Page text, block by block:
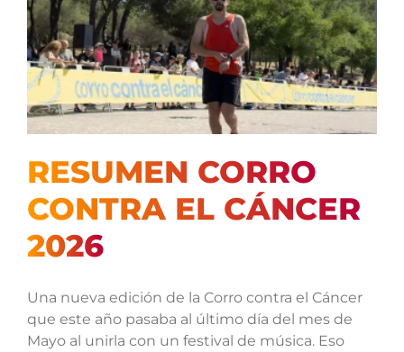
RESUMEN CORRO
CONTRA EL CÁNCER
2026
Una nueva edición de la Corro contra el Cáncer
que este año pasaba al último día del mes de
Mayo al unirla con un festival de música. Eso